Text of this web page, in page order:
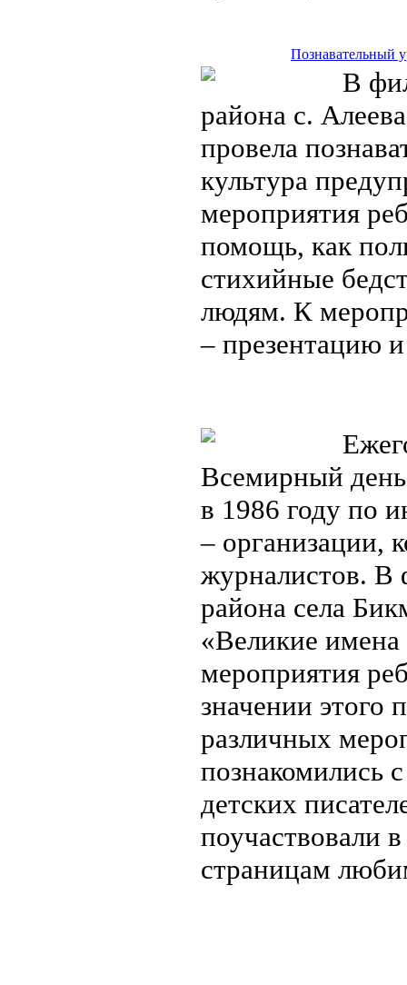
Познавательный
В
района с.
провела
культура
мероприятия
помощь, как
стихийные
людям. К
– презентацию
Всемирный
в 1986 году по
– организации,
журналистов.
района села
«Великие имена
мероприятия
значении этого
различных
познакомились
детских
поучаствовали
страницам